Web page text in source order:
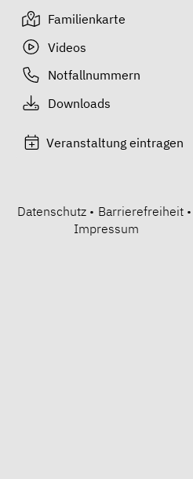
Familienkarte
Videos
Notfallnummern
Downloads
Veranstaltung eintragen
Datenschutz • Barrierefreiheit •
Impressum